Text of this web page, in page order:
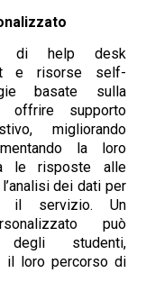
di help desk
e risorse self-
basate sulla
offrire supporto
migliorando
la loro
le risposte alle
dei dati per
il servizio. Un
può
studenti,
il loro percorso di